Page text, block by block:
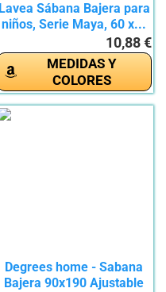
Lavea Sábana Bajera para
niños, Serie Maya, 60 x...
10,88 €
MEDIDAS Y
COLORES
Degrees home - Sabana
Bajera 90x190 Ajustable